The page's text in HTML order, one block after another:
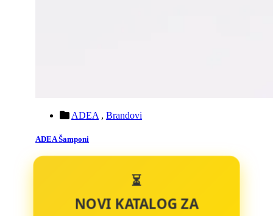
ADEA , Brandovi
ADEA Šamponi
⏳
NOVI KATALOG ZA